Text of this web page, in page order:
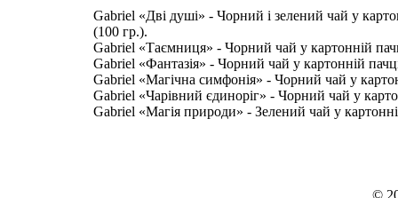
Gabriel «Дві душі» - Чорний і зелений чай у
(100 гр.).
Gabriel «Таємниця» - Чорний чай у картонній
Gabriel «Фантазія» - Чорний чай у картонній
Gabriel «Магічна симфонія» - Чорний чай у
Gabriel «Чарівний єдиноріг» - Чорний чай у
Gabriel «Магія природи» - Зелений чай у
©